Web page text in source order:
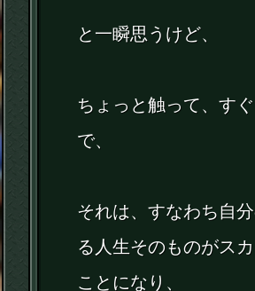
と一瞬思うけど、
ちょっと触って、す
で、
それは、すなわち自
る人生そのものがス
ことになり、